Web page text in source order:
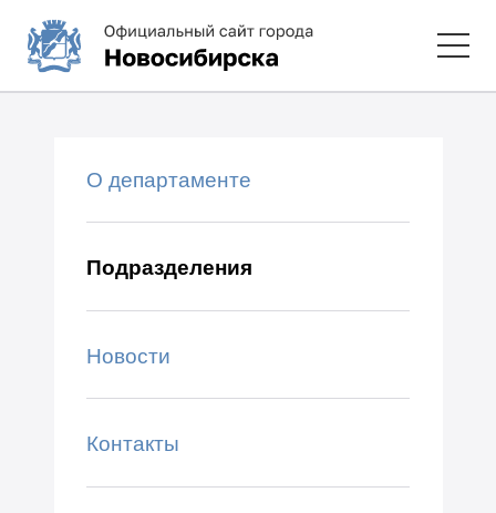
О департаменте
Подразделения
Новости
Контакты